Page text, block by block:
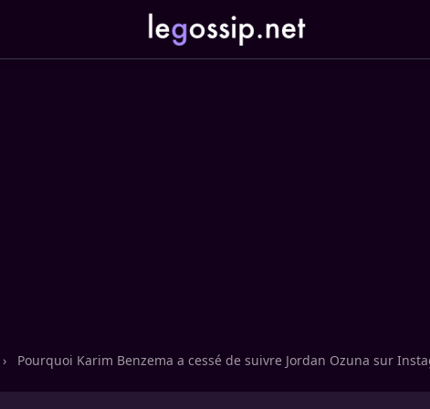
› Pourquoi Karim Benzema a cessé de suivre Jordan Ozuna sur